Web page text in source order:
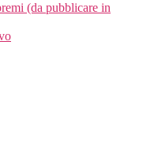
(da pubblicare in